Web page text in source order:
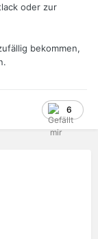
oder zur
bekommen,
6